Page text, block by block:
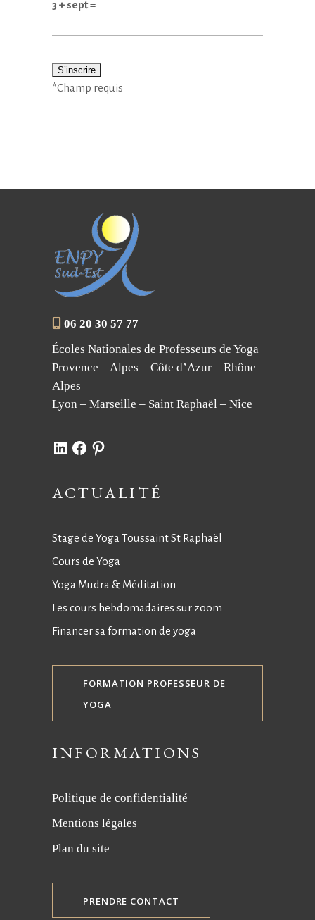
3 + sept =
*Champ requis
06 20 30 57 77
Écoles Nationales de Professeurs de Yoga
Provence – Alpes – Côte d’Azur – Rhône
Alpes
Lyon – Marseille – Saint Raphaël – Nice
LinkedIn
FacebookPinterest
ACTUALITÉ
Stage de Yoga Toussaint St Raphaël
Cours de Yoga
Yoga Mudra & Méditation
Les cours hebdomadaires sur zoom
Financer sa formation de yoga
FORMATION PROFESSEUR DE
YOGA
INFORMATIONS
Politique de confidentialité
Mentions légales
Plan du site
PRENDRE CONTACT